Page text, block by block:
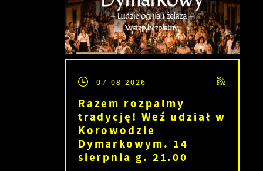
07-08-2026
Razem rozpalmy
tradycję! Weź udział w
Korowodzie
Dymarkowym. 14
sierpnia g. 21.00